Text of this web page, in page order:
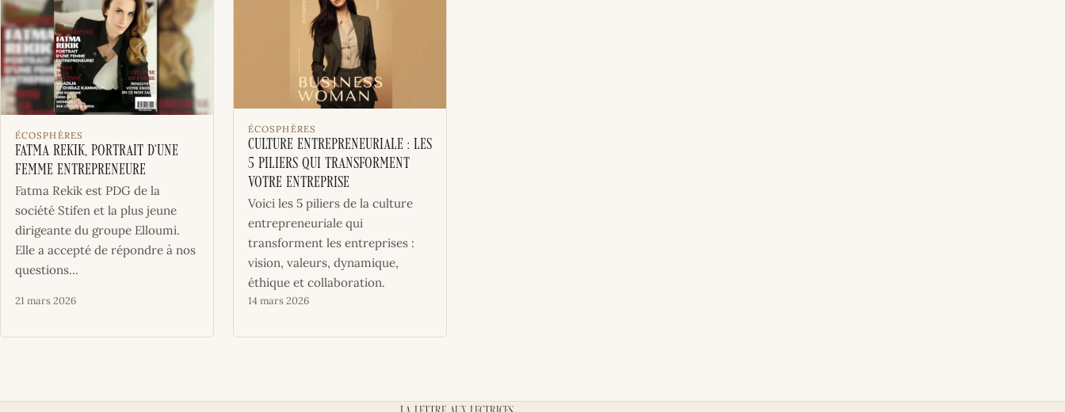
ÉCOSPHÈRES
Fatma Rekik, portrait d’une
femme entrepreneure
Fatma Rekik est PDG de la
société Stifen et la plus jeune
dirigeante du groupe Elloumi.
Elle a accepté de répondre à nos
questions...
21 mars 2026
ÉCOSPHÈRES
Culture Entrepreneuriale : les
5 piliers qui transforment
votre entreprise
Voici les 5 piliers de la culture
entrepreneuriale qui
transforment les entreprises :
vision, valeurs, dynamique,
éthique et collaboration.
14 mars 2026